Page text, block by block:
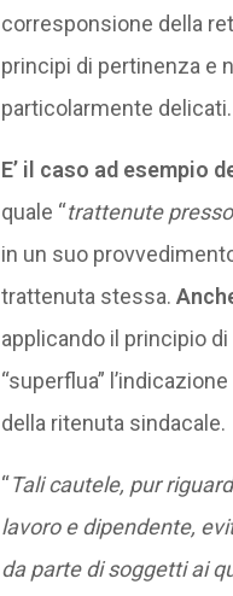
corresponsione della
principi di pertinenza e
particolarmente delicati.
E’ il caso ad esempio
quale “trattenute
in un suo
trattenuta stessa.
applicando il principio
“superflua”
della ritenuta sindacale.
“Tali cautele, pur
lavoro e dipendente,
da parte di soggetti ai